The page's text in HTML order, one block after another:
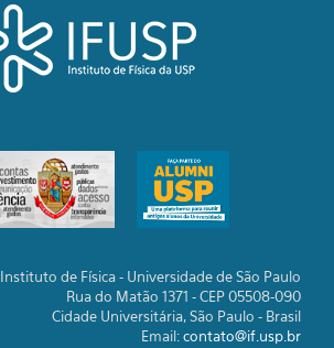
Instituto de Física - Universidade de São Paulo
Rua do Matão 1371 - CEP 05508-090
Cidade Universitária, São Paulo - Brasil
Email:contato@if.usp.br